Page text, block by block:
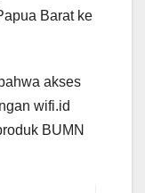
Barat ke
akses
wifi.id
BUMN